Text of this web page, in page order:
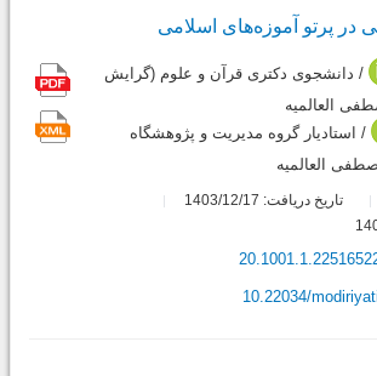
در پرتو آموزه‌های اسلامی
/ دانشجوی دکتری قرآن و علوم (گرایش
العالمیه
/ استادیار گروه مدیریت و پژوهشگاه
العالمیه
تاریخ دریافت: 1403/12/17
10.22034/